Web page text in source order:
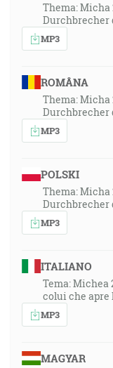
Thema: Micha
Durchbrecher
MP3
ROMÂNA
Thema: Micha
Durchbrecher
MP3
POLSKI
Thema: Micha
Durchbrecher
MP3
ITALIANO
Tema: Michea
colui che apre
MP3
MAGYAR